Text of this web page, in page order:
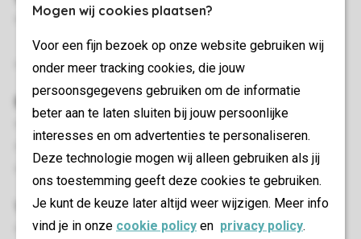
Mogen wij cookies plaatsen?
Voor een fijn bezoek op onze website gebruiken wij
onder meer tracking cookies, die jouw
persoonsgegevens gebruiken om de informatie
beter aan te laten sluiten bij jouw persoonlijke
interesses en om advertenties te personaliseren.
Deze technologie mogen wij alleen gebruiken als jij
ons toestemming geeft deze cookies te gebruiken.
Je kunt de keuze later altijd weer wijzigen. Meer info
vind je in onze cookie policy en privacy policy.
Twee slaapkamers met twee 1-persoons boxsprings op de
eerste verdieping
Bedden voorzien van dekbedden en hoofdkussens
Buiten
Parkeren op de centrale parkeerplaats
Woon-/eetkamer
2-persoonsbedbank